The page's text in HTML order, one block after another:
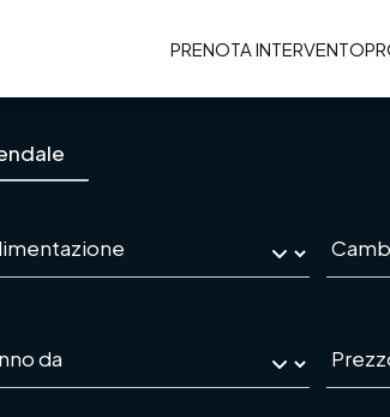
PRENOTA INTERVENTO